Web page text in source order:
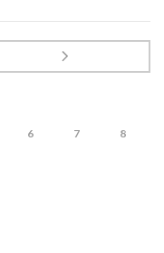
6 7 8